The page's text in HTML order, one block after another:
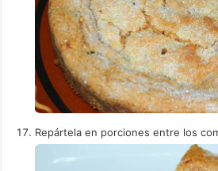
Repártela en porciones entre los